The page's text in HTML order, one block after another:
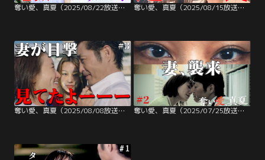
奪い愛、真夏（2025/08/22放送分）第05話 奪い愛、真夏（2025/08/15放送分）第04話
奪い愛、真夏（2025/08/08放送分）第03話 奪い愛、真夏（2025/07/25放送分）第02話